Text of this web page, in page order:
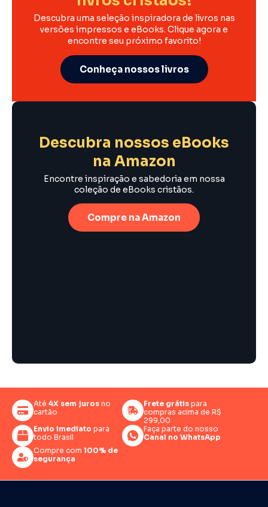
Descubra uma seleção inspiradora de livros nas
versões impressos e eBooks. Clique agora e
encontre seu próximo favorito!
Conheça nossos livros
Descubra nossos eBooks
na Amazon
Encontre inspiração e sabedoria em nossa
coleção de eBooks cristãos.
Compre na Amazon
Até 4X sem juros no
cartão
Frete grátispara
compras acima de R$
299,00
Envio imediato para
todo Brasil
Faça parte do nosso
Canal no WhatsApp
Compre com 100% de
segurança